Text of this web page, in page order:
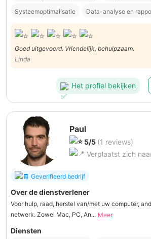
Systeemoptimalisatie Data-analyse en
Goed uitgevoerd. Vriendelijk, behulpzaam.
Linda
Het profiel bekijken
Paul
5/5 (1 reviews)
Verplaatst zich
Geverifieerd bedrijf
Over de dienstverlener
Voor hulp, raad, herstel van/met uw computer,
netwerk. Zowel Mac, PC, An... Meer
Diensten